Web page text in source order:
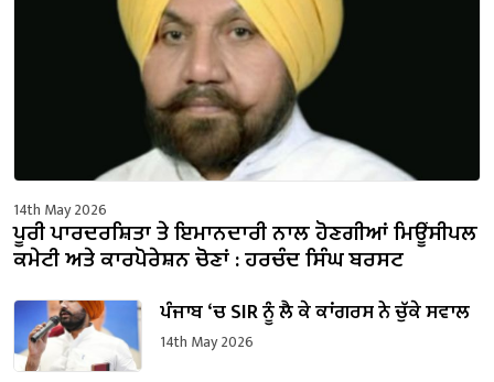
14th May 2026
ਪੂਰੀ ਪਾਰਦਰਸ਼ਿਤਾ ਤੇ ਇਮਾਨਦਾਰੀ ਨਾਲ ਹੋਣਗੀਆਂ ਮਿਊਂਸੀਪਲ
ਕਮੇਟੀ ਅਤੇ ਕਾਰਪੋਰੇਸ਼ਨ ਚੋਣਾਂ : ਹਰਚੰਦ ਸਿੰਘ ਬਰਸਟ
ਪੰਜਾਬ ‘ਚ SIR ਨੂੰ ਲੈ ਕੇ ਕਾਂਗਰਸ ਨੇ ਚੁੱਕੇ ਸਵਾਲ
14th May 2026